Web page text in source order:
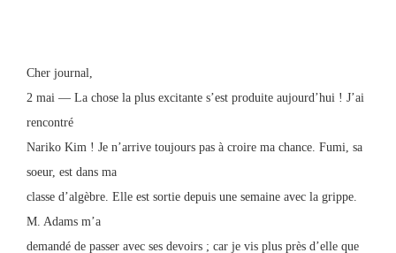
Cher journal,
2 mai — La chose la plus excitante s’est produite aujourd’hui ! J’ai
rencontré
Nariko Kim ! Je n’arrive toujours pas à croire ma chance. Fumi, sa
soeur, est dans ma
classe d’algèbre. Elle est sortie depuis une semaine avec la grippe.
M. Adams m’a
demandé de passer avec ses devoirs ; car je vis plus près d’elle que